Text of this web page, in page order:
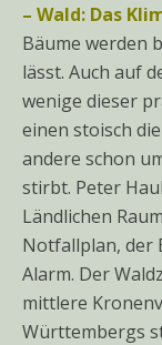
– Wald: Das
Bäume werden
lässt. Auch auf
wenige dieser
einen stoisch
andere schon
stirbt. Peter
Ländlichen
Notfallplan, der
Alarm. Der
mittlere
Württembergs